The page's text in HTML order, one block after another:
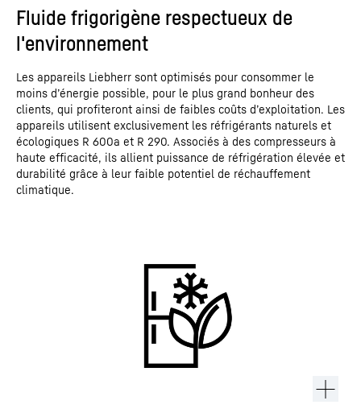
Fluide frigorigène respectueux de
l'environnement
Les appareils Liebherr sont optimisés pour consommer le
moins d’énergie possible, pour le plus grand bonheur des
clients, qui profiteront ainsi de faibles coûts d’exploitation. Les
appareils utilisent exclusivement les réfrigérants naturels et
écologiques R 600a et R 290. Associés à des compresseurs à
haute efficacité, ils allient puissance de réfrigération élevée et
durabilité grâce à leur faible potentiel de réchauffement
climatique.